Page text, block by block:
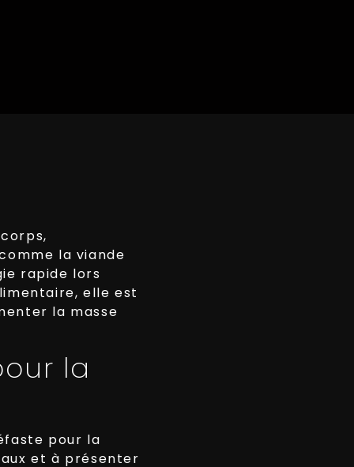
la viande
rapide lors
elle est
la masse
la
pour la
et à présenter